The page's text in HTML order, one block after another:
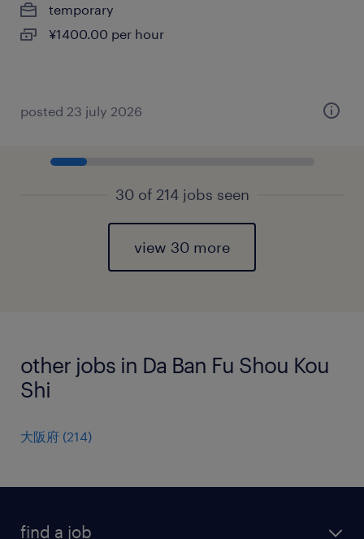
temporary
¥1400.00 per hour
posted 23 july 2026
30 of 214 jobs seen
view 30 more
other jobs in Da Ban Fu Shou Kou
Shi
大阪府 (214)
find a job